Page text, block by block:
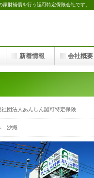
財補償を行う認可特定保険会社です。
社団法人あんしん認可特定保険
沙織
新着情報 会社概要